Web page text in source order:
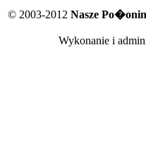
© 2003-2012 Nasze
Wykonanie i